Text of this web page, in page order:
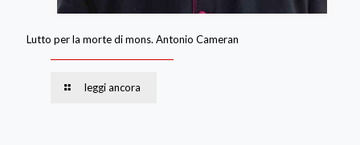
Lutto per la morte di mons. Antonio Cameran
leggi ancora